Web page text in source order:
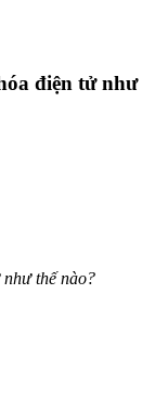
điện tử như
thế nào?